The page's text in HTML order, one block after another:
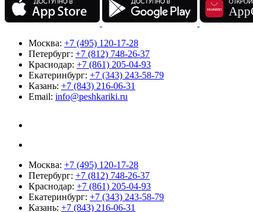
Москва: +7 (495) 120-17-28
Петербург: +7 (812) 748-26-37
Краснодар: +7 (861) 205-04-93
Екатеринбург: +7 (343) 243-58-79
Казань: +7 (843) 216-06-31
Email: info@peshkariki.ru
Москва: +7 (495) 120-17-28
Петербург: +7 (812) 748-26-37
Краснодар: +7 (861) 205-04-93
Екатеринбург: +7 (343) 243-58-79
Казань: +7 (843) 216-06-31